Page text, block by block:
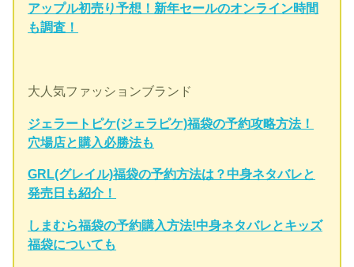
アップル初売り予想！新年セールのオンライン時間
も調査！
大人気ファッションブランド
ジェラートピケ(ジェラピケ)福袋の予約攻略方法！
穴場店と購入必勝法も
GRL(グレイル)福袋の予約方法は？中身ネタバレと
発売日も紹介！
しまむら福袋の予約購入方法!中身ネタバレとキッズ
福袋についても